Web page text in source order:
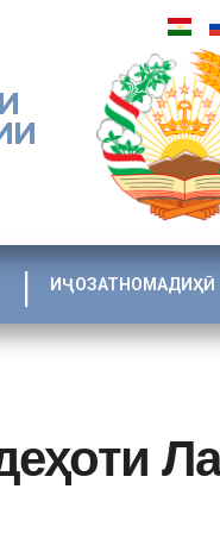
ИҶОЗАТНОМАДИҲӢ